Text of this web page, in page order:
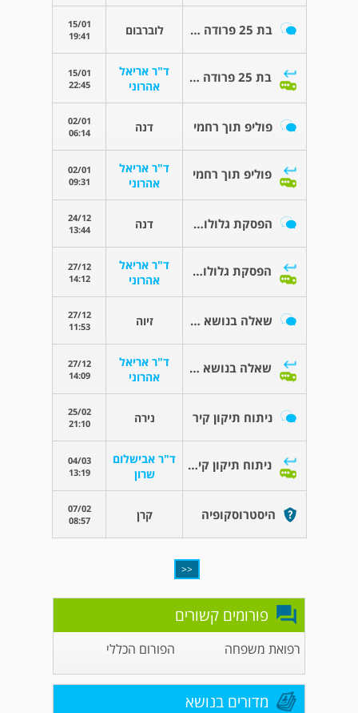
בת 25 פרודה לפני גירושין יש לי שאלה לוברבום
15/01
19:41
בת 25 פרודה לפני גירושין יש לי שאלה
ד"ר אריאל
אהרוני
15/01
22:45
פוליפ תוך רחמי דנה
02/01
06:14
פוליפ תוך רחמי
ד"ר אריאל
אהרוני
02/01
09:31
הפסקת גלולות בתחילת החפיסה דנה
24/12
13:44
הפסקת גלולות בתחילת החפיסה
ד"ר אריאל
אהרוני
27/12
14:12
שאלה בנושא צניחת אגן זיוה
27/12
11:53
שאלה בנושא צניחת אגן
ד"ר אריאל
אהרוני
27/12
14:09
ניתוח תיקון קיר נירה
25/02
21:10
ניתוח תיקון קיר אחורי
ד"ר אבישלום
שרון
04/03
13:19
היסטרוסקופיה קרן
07/02
08:57
<<
פורומים קשורים
רפואת משפחה הפורום הכללי
מדורים בנושא